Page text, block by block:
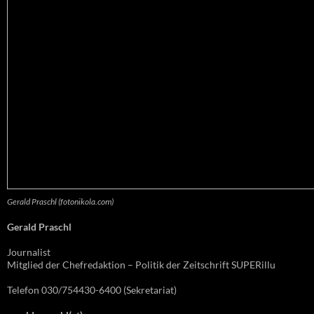
Gerald Praschl (fotonikola.com)
Gerald Praschl
Journalist
Mitglied der Chefredaktion – Politik der Zeitschrift SUPERillu
Telefon 030/754430-6400 (Sekretariat)